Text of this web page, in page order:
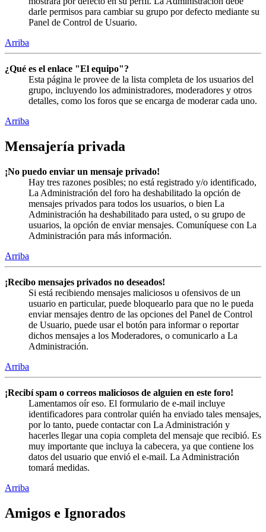
darle permisos para cambiar su grupo por defecto mediante su
Panel de Control de Usuario.
Arriba
¿Qué es el enlace "El equipo"?
Esta página le provee de la lista completa de los usuarios del
grupo, incluyendo los administradores, moderadores y otros
detalles, como los foros que se encarga de moderar cada uno.
Arriba
Mensajería privada
¡No puedo enviar un mensaje privado!
Hay tres razones posibles; no está registrado y/o identificado,
La Administración del foro ha deshabilitado la opción de
mensajes privados para todos los usuarios, o bien La
Administración ha deshabilitado para usted, o su grupo de
usuarios, la opción de enviar mensajes. Comuníquese con La
Administración para más información.
Arriba
¡Recibo mensajes privados no deseados!
Si está recibiendo mensajes maliciosos u ofensivos de un
usuario en particular, puede bloquearlo para que no le pueda
enviar mensajes dentro de las opciones del Panel de Control
de Usuario, puede usar el botón para informar o reportar
dichos mensajes a los Moderadores, o comunicarlo a La
Administración.
Arriba
¡Recibí spam o correos maliciosos de alguien en este foro!
Lamentamos oír eso. El formulario de e-mail incluye
identificadores para controlar quién ha enviado tales mensajes,
por lo tanto, puede contactar con La Administración y
hacerles llegar una copia completa del mensaje que recibió. Es
muy importante que incluya la cabecera, ya que contiene los
datos del usuario que envió el e-mail. La Administración
tomará medidas.
Arriba
Amigos e Ignorados